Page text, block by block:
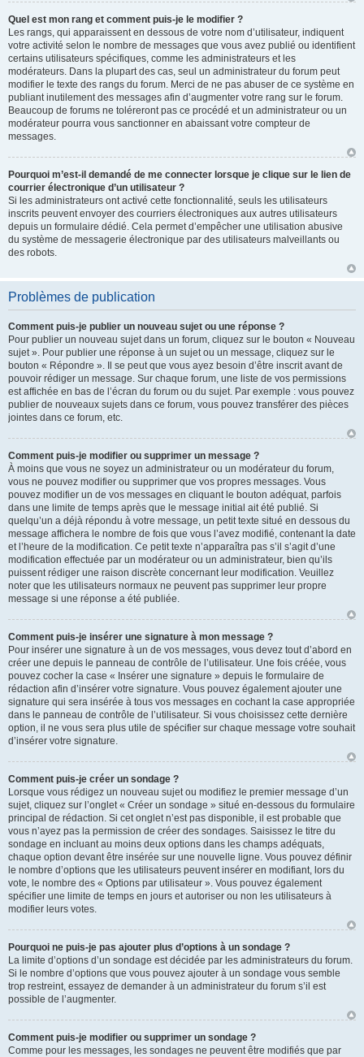
Quel est mon rang et comment puis-je le modifier ?
Les rangs, qui apparaissent en dessous de votre nom d’utilisateur, indiquent
votre activité selon le nombre de messages que vous avez publié ou identifient
certains utilisateurs spécifiques, comme les administrateurs et les
modérateurs. Dans la plupart des cas, seul un administrateur du forum peut
modifier le texte des rangs du forum. Merci de ne pas abuser de ce système en
publiant inutilement des messages afin d’augmenter votre rang sur le forum.
Beaucoup de forums ne toléreront pas ce procédé et un administrateur ou un
modérateur pourra vous sanctionner en abaissant votre compteur de
messages.
Pourquoi m’est-il demandé de me connecter lorsque je clique sur le lien de
courrier électronique d’un utilisateur ?
Si les administrateurs ont activé cette fonctionnalité, seuls les utilisateurs
inscrits peuvent envoyer des courriers électroniques aux autres utilisateurs
depuis un formulaire dédié. Cela permet d’empêcher une utilisation abusive
du système de messagerie électronique par des utilisateurs malveillants ou
des robots.
Problèmes de publication
Comment puis-je publier un nouveau sujet ou une réponse ?
Pour publier un nouveau sujet dans un forum, cliquez sur le bouton « Nouveau
sujet ». Pour publier une réponse à un sujet ou un message, cliquez sur le
bouton « Répondre ». Il se peut que vous ayez besoin d’être inscrit avant de
pouvoir rédiger un message. Sur chaque forum, une liste de vos permissions
est affichée en bas de l’écran du forum ou du sujet. Par exemple : vous pouvez
publier de nouveaux sujets dans ce forum, vous pouvez transférer des pièces
jointes dans ce forum, etc.
Comment puis-je modifier ou supprimer un message ?
À moins que vous ne soyez un administrateur ou un modérateur du forum,
vous ne pouvez modifier ou supprimer que vos propres messages. Vous
pouvez modifier un de vos messages en cliquant le bouton adéquat, parfois
dans une limite de temps après que le message initial ait été publié. Si
quelqu’un a déjà répondu à votre message, un petit texte situé en dessous du
message affichera le nombre de fois que vous l’avez modifié, contenant la date
et l’heure de la modification. Ce petit texte n’apparaîtra pas s’il s’agit d’une
modification effectuée par un modérateur ou un administrateur, bien qu’ils
puissent rédiger une raison discrète concernant leur modification. Veuillez
noter que les utilisateurs normaux ne peuvent pas supprimer leur propre
message si une réponse a été publiée.
Comment puis-je insérer une signature à mon message ?
Pour insérer une signature à un de vos messages, vous devez tout d’abord en
créer une depuis le panneau de contrôle de l’utilisateur. Une fois créée, vous
pouvez cocher la case « Insérer une signature » depuis le formulaire de
rédaction afin d’insérer votre signature. Vous pouvez également ajouter une
signature qui sera insérée à tous vos messages en cochant la case appropriée
dans le panneau de contrôle de l’utilisateur. Si vous choisissez cette dernière
option, il ne vous sera plus utile de spécifier sur chaque message votre souhait
d’insérer votre signature.
Comment puis-je créer un sondage ?
Lorsque vous rédigez un nouveau sujet ou modifiez le premier message d’un
sujet, cliquez sur l’onglet « Créer un sondage » situé en-dessous du formulaire
principal de rédaction. Si cet onglet n’est pas disponible, il est probable que
vous n’ayez pas la permission de créer des sondages. Saisissez le titre du
sondage en incluant au moins deux options dans les champs adéquats,
chaque option devant être insérée sur une nouvelle ligne. Vous pouvez définir
le nombre d’options que les utilisateurs peuvent insérer en modifiant, lors du
vote, le nombre des « Options par utilisateur ». Vous pouvez également
spécifier une limite de temps en jours et autoriser ou non les utilisateurs à
modifier leurs votes.
Pourquoi ne puis-je pas ajouter plus d’options à un sondage ?
La limite d’options d’un sondage est décidée par les administrateurs du forum.
Si le nombre d’options que vous pouvez ajouter à un sondage vous semble
trop restreint, essayez de demander à un administrateur du forum s’il est
possible de l’augmenter.
Comment puis-je modifier ou supprimer un sondage ?
Comme pour les messages, les sondages ne peuvent être modifiés que par